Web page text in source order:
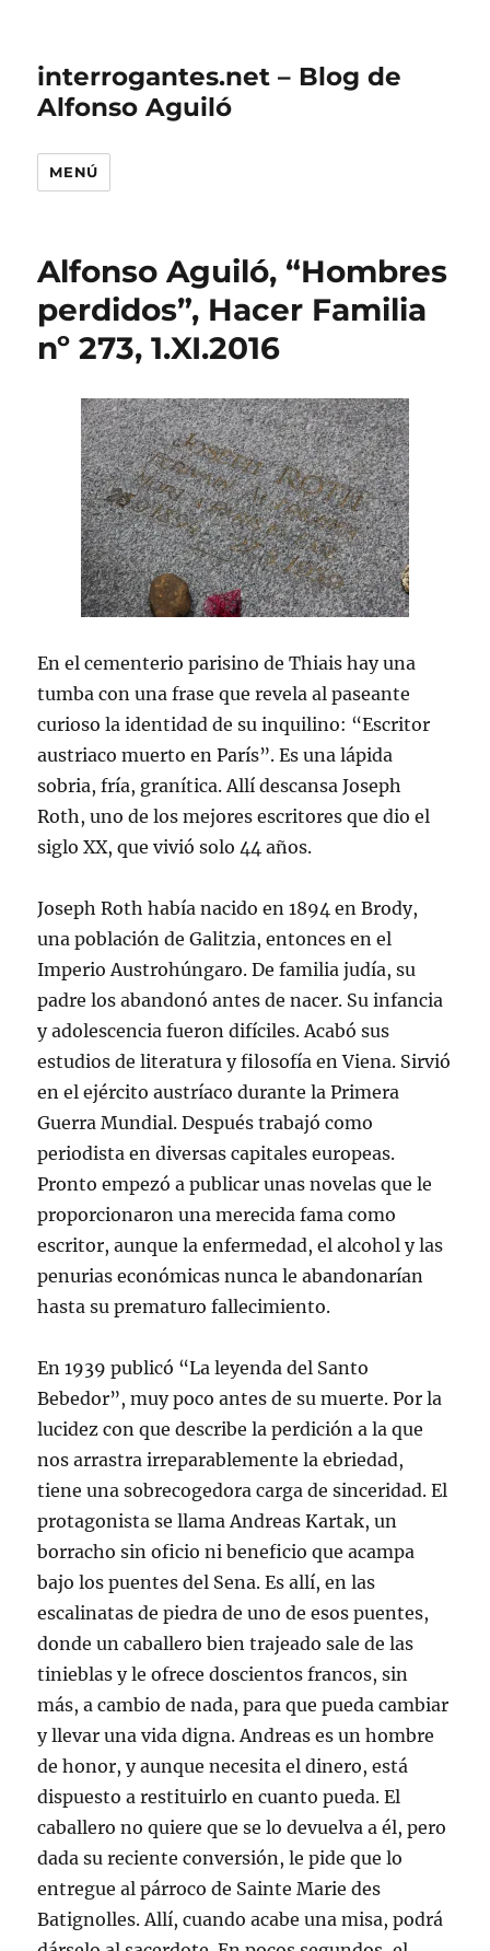
interrogantes.net – Blog de
Alfonso Aguiló
MENÚ
Alfonso Aguiló, “Hombres
perdidos”, Hacer Familia
nº 273, 1.XI.2016
En el cementerio parisino de Thiais hay una
tumba con una frase que revela al paseante
curioso la identidad de su inquilino: “Escritor
austriaco muerto en París”. Es una lápida
sobria, fría, granítica. Allí descansa Joseph
Roth, uno de los mejores escritores que dio el
siglo XX, que vivió solo 44 años.
Joseph Roth había nacido en 1894 en Brody,
una población de Galitzia, entonces en el
Imperio Austrohúngaro. De familia judía, su
padre los abandonó antes de nacer. Su infancia
y adolescencia fueron difíciles. Acabó sus
estudios de literatura y filosofía en Viena. Sirvió
en el ejército austríaco durante la Primera
Guerra Mundial. Después trabajó como
periodista en diversas capitales europeas.
Pronto empezó a publicar unas novelas que le
proporcionaron una merecida fama como
escritor, aunque la enfermedad, el alcohol y las
penurias económicas nunca le abandonarían
hasta su prematuro fallecimiento.
En 1939 publicó “La leyenda del Santo
Bebedor”, muy poco antes de su muerte. Por la
lucidez con que describe la perdición a la que
nos arrastra irreparablemente la ebriedad,
tiene una sobrecogedora carga de sinceridad. El
protagonista se llama Andreas Kartak, un
borracho sin oficio ni beneficio que acampa
bajo los puentes del Sena. Es allí, en las
escalinatas de piedra de uno de esos puentes,
donde un caballero bien trajeado sale de las
tinieblas y le ofrece doscientos francos, sin
más, a cambio de nada, para que pueda cambiar
y llevar una vida digna. Andreas es un hombre
de honor, y aunque necesita el dinero, está
dispuesto a restituirlo en cuanto pueda. El
caballero no quiere que se lo devuelva a él, pero
dada su reciente conversión, le pide que lo
entregue al párroco de Sainte Marie des
Batignolles. Allí, cuando acabe una misa, podrá